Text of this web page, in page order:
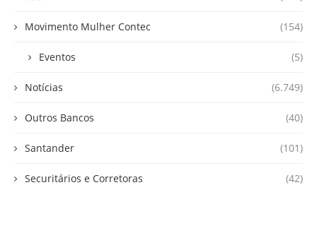
Movimento Mulher Contec (154)
Eventos (5)
Notícias (6.749)
Outros Bancos (40)
Santander (101)
Securitários e Corretoras (42)